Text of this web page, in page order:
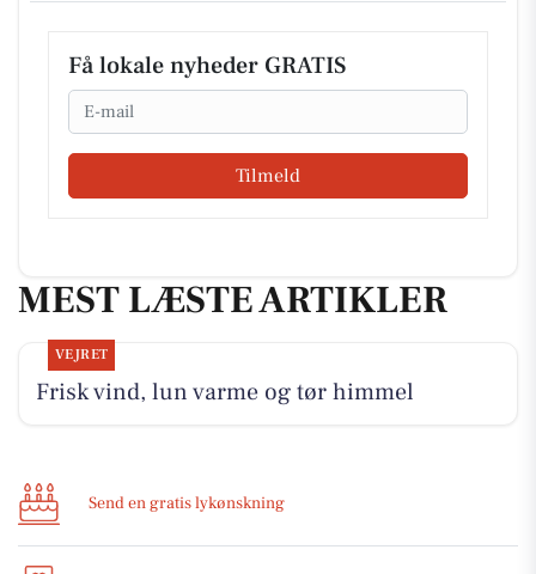
Få lokale nyheder GRATIS
Email
Tilmeld
MEST LÆSTE ARTIKLER
VEJRET
Frisk vind, lun varme og tør himmel
Send en gratis lykønskning